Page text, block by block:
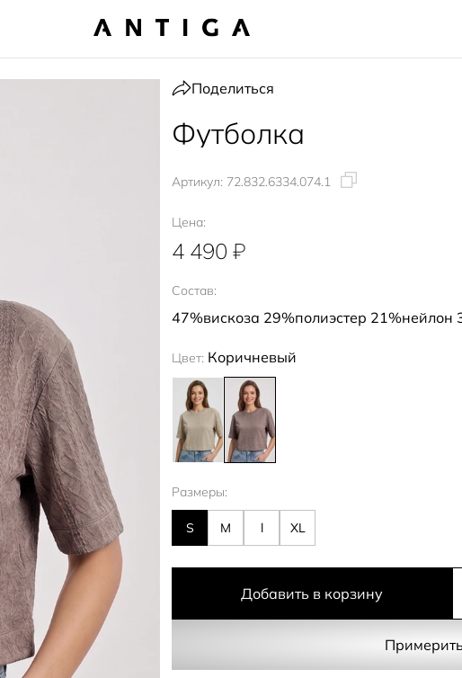
Поделиться
Футболка
Артикул: 72.832.6334.074.1
Цена:
4 490 ₽
Состав:
47%вискоза 29%полиэстер 21%нейлон
Цвет: Коричневый
Размеры:
S M l XL
Добавить в корзину